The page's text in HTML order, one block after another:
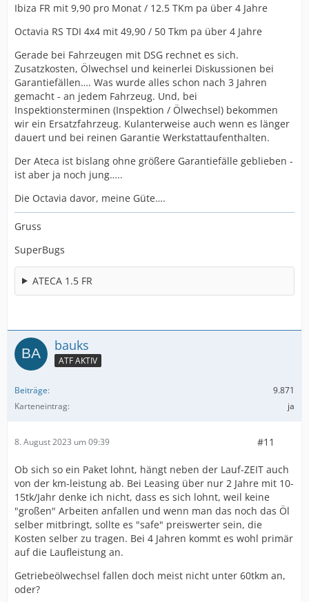
Ibiza FR mit 9,90 pro Monat / 12.5 TKm pa über 4 Jahre
Octavia RS TDI 4x4 mit 49,90 / 50 Tkm pa über 4 Jahre
Gerade bei Fahrzeugen mit DSG rechnet es sich.
Zusatzkosten, Ölwechsel und keinerlei Diskussionen bei
Garantiefällen…. Was wurde alles schon nach 3 Jahren
gemacht - an jedem Fahrzeug. Und, bei
Inspektionsterminen (Inspektion / Ölwechsel) bekommen
wir ein Ersatzfahrzeug. Kulanterweise auch wenn es länger
dauert und bei reinen Garantie Werkstattaufenthalten.
Der Ateca ist bislang ohne größere Garantiefälle geblieben -
ist aber ja noch jung…..
Die Octavia davor, meine Güte….
Gruss
SuperBugs
ATECA 1.5 FR
bauks
ATF AKTIV
Beiträge
9.871
Karteneintrag
ja
8. August 2023 um 09:39 #11
Ob sich so ein Paket lohnt, hängt neben der Lauf-ZEIT auch
von der km-leistung ab. Bei Leasing über nur 2 Jahre mit 10-
15tk/Jahr denke ich nicht, dass es sich lohnt, weil keine
"großen" Arbeiten anfallen und wenn man das noch das Öl
selber mitbringt, sollte es "safe" preiswerter sein, die
Kosten selber zu tragen. Bei 4 Jahren kommt es wohl primär
auf die Laufleistung an.
Getriebeölwechsel fallen doch meist nicht unter 60tkm an,
oder?